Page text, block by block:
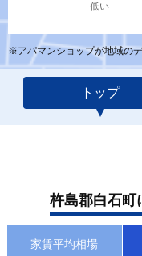
低い
※アパマンショップが地域の
トップ
杵島郡白石町
家賃平均相場